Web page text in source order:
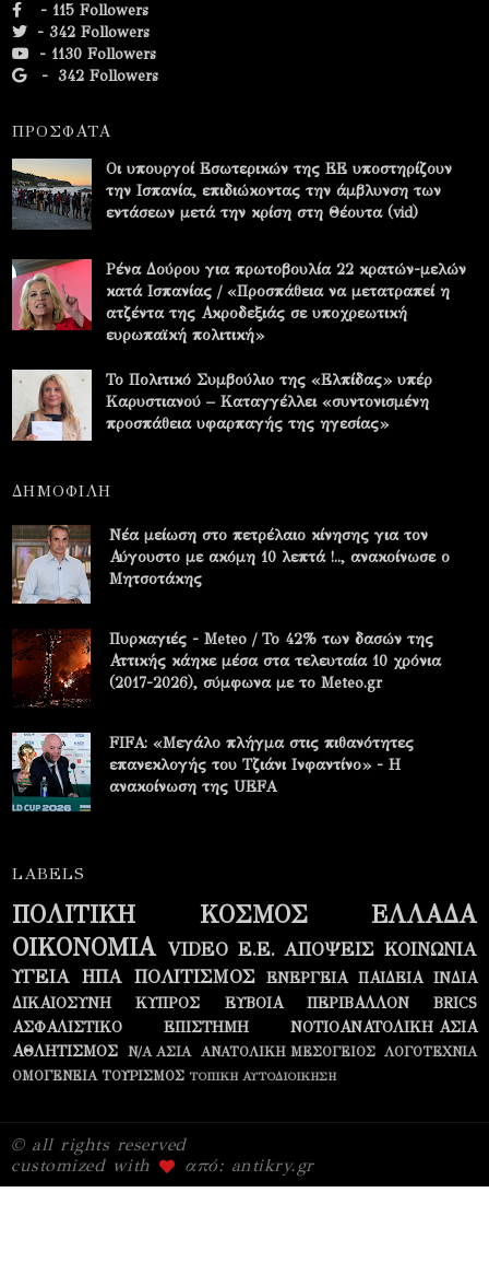
- 115 Followers
- 342 Followers
- 1130 Followers
- 342 Followers
ΠΡΟΣΦΑΤΑ
Οι υπουργοί Εσωτερικών της ΕΕ υποστηρίζουν
την Ισπανία, επιδιώκοντας την άμβλυνση των
εντάσεων μετά την κρίση στη Θέουτα (vid)
Ρένα Δούρου για πρωτοβουλία 22 κρατών-μελών
κατά Ισπανίας / «Προσπάθεια να μετατραπεί η
ατζέντα της Ακροδεξιάς σε υποχρεωτική
ευρωπαϊκή πολιτική»
Το Πολιτικό Συμβούλιο της «Ελπίδας» υπέρ
Καρυστιανού – Καταγγέλλει «συντονισμένη
προσπάθεια υφαρπαγής της ηγεσίας»
ΔΗΜΟΦΙΛΗ
Νέα μείωση στο πετρέλαιο κίνησης για τον
Αύγουστο με ακόμη 10 λεπτά !.., ανακοίνωσε ο
Μητσοτάκης
Πυρκαγιές - Meteo / Το 42% των δασών της
Αττικής κάηκε μέσα στα τελευταία 10 χρόνια
(2017-2026), σύμφωνα με το Meteo.gr
FIFA: «Μεγάλο πλήγμα στις πιθανότητες
επανεκλογής του Τζιάνι Ινφαντίνο» - Η
ανακοίνωση της UEFA
LABELS
ΠΟΛΙΤΙΚΗ ΚΟΣΜΟΣ
ΕΛΛΑΔΑ
ΟΙΚΟΝΟΜΙΑ VIDEO Ε.Ε. ΑΠΟΨΕΙΣ ΚΟΙΝΩΝΙΑ
ΥΓΕΙΑ ΗΠΑ ΠΟΛΙΤΙΣΜΟΣ ΕΝΕΡΓΕΙΑ ΠΑΙΔΕΙΑ ΙΝΔΙΑ
ΔΙΚΑΙΟΣΥΝΗ
ΚΥΠΡΟΣ ΕΥΒΟΙΑ ΠΕΡΙΒΑΛΛΟΝ
BRICS
ΑΣΦΑΛΙΣΤΙΚΟ
ΕΠΙΣΤΗΜΗ
ΝΟΤΙΟΑΝΑΤΟΛΙΚΗ ΑΣΙΑ
ΑΘΛΗΤΙΣΜΟΣ
Ν/Α ΑΣΙΑ ΑΝΑΤΟΛΙΚΗ ΜΕΣΟΓΕΙΟΣ ΛΟΓΟΤΕΧΝΙΑ
ΟΜΟΓΕΝΕΙΑ ΤΟΥΡΙΣΜΟΣ ΤΟΠΙΚΗ ΑΥΤΟΔΙΟΙΚΗΣΗ
© all rights reserved
customized with
από: antikry.gr